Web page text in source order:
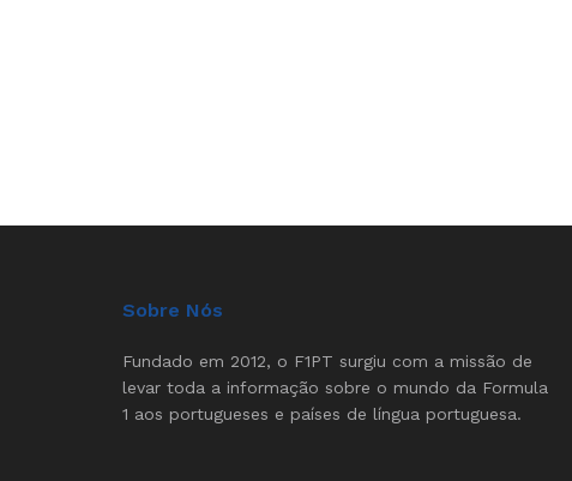
Sobre Nós
Fundado em 2012, o F1PT surgiu com a missão de
levar toda a informação sobre o mundo da Formula
1 aos portugueses e países de língua portuguesa.